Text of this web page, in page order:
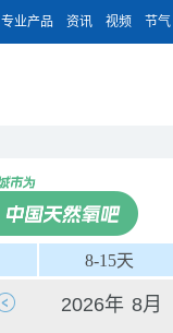
专业产品 资讯 视频 节气
8-15天